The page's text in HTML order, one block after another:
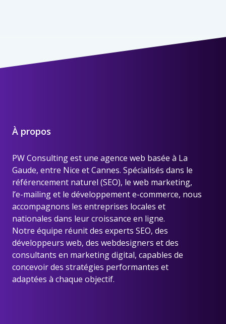
À propos
PW Consulting est une agence web basée à La
Gaude, entre Nice et Cannes. Spécialisés dans le
référencement naturel (SEO), le web marketing,
l’e-mailing et le développement e-commerce, nous
accompagnons les entreprises locales et
nationales dans leur croissance en ligne.
Notre équipe réunit des experts SEO, des
développeurs web, des webdesigners et des
consultants en marketing digital, capables de
concevoir des stratégies performantes et
adaptées à chaque objectif.